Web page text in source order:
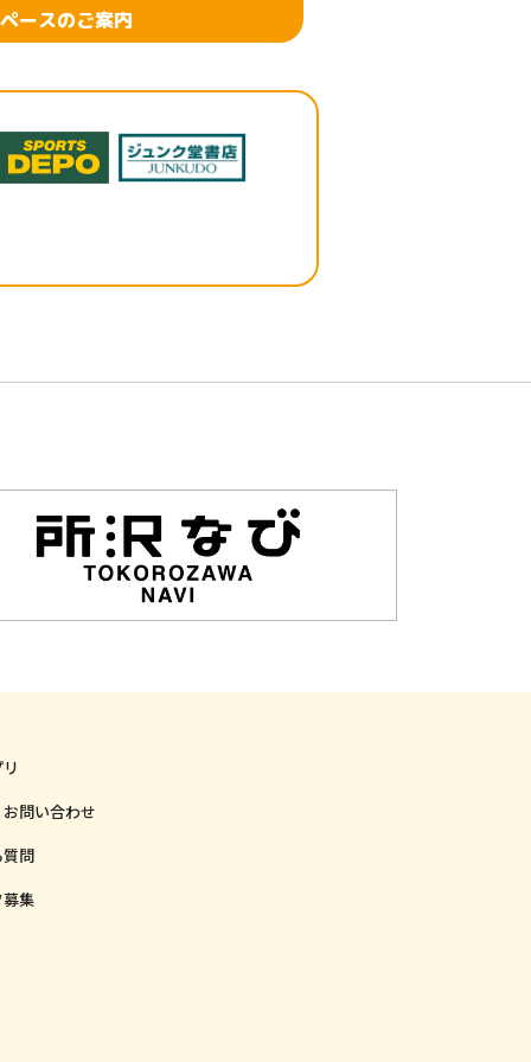
ースのご案内
問い合わせ
問
集